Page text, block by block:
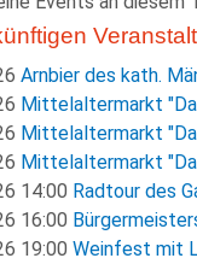
Arnbier des kath.
Mittelaltermarkt
Mittelaltermarkt
Mittelaltermarkt
14:00 Radtour des
16:00
19:00 Weinfest mit